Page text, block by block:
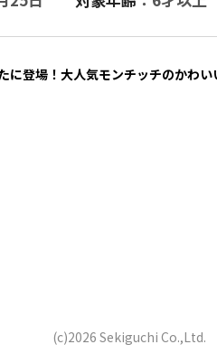
登場！大人気モンチッチのかわ
(c)2026 Sekiguchi Co.,Ltd.